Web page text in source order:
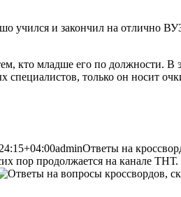
учился и закончил на отлично
кто младше его по должности. В
только он носит
adminОтветы на
пор продолжается на канале